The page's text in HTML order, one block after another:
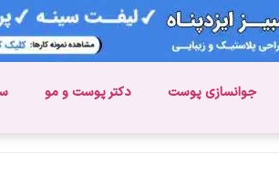
جوانسازی پوست دکتر پوست و مو